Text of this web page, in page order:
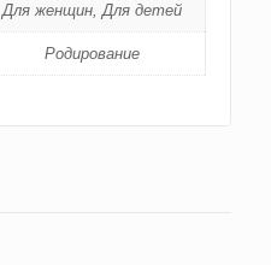
Для женщин, Для детей
Родирование